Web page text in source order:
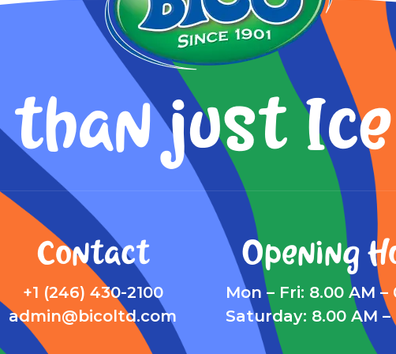
just
Contact
+1 (246) 430-2100
admin@bicoltd.com
Opening
Mon – Fri: 8.00 AM –
Saturday: 8.00 AM –